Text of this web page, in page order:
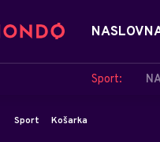
Sport:
Sport Košarka